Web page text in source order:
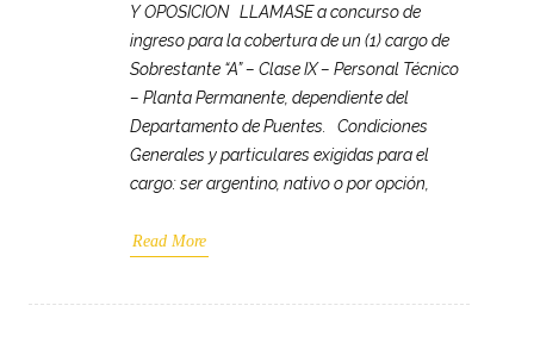
Y OPOSICION LLAMASE a concurso de
ingreso para la cobertura de un (1) cargo de
Sobrestante “A” – Clase IX – Personal Técnico
– Planta Permanente, dependiente del
Departamento de Puentes. Condiciones
Generales y particulares exigidas para el
cargo: ser argentino, nativo o por opción,
Read More